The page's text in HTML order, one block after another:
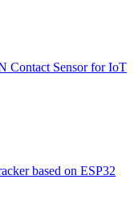
Contact Sensor for IoT
based on ESP32